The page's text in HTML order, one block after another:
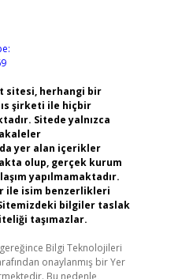
sitesi, herhangi bir
şirketi ile hiçbir
Sitede yalnızca
yer alan içerikler
olup, gerçek kurum
yapılmamaktadır.
ile isim benzerlikleri
bilgiler taslak
taşımazlar.
gereğince Bilgi Teknolojileri
onaylanmış bir Yer
Bu nedenle,